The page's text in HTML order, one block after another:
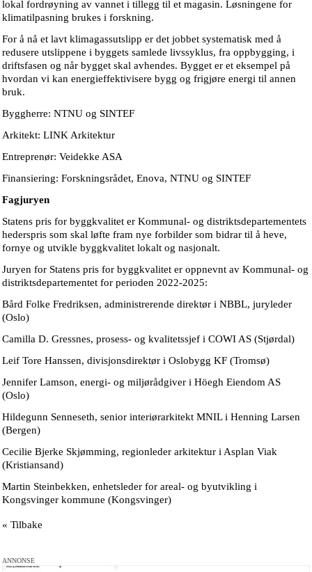
lokal fordrøyning av vannet i tillegg til et magasin. Løsningene for
klimatilpasning brukes i forskning.
For å nå et lavt klimagassutslipp er det jobbet systematisk med å
redusere utslippene i byggets samlede livssyklus, fra oppbygging, i
driftsfasen og når bygget skal avhendes. Bygget er et eksempel på
hvordan vi kan energieffektivisere bygg og frigjøre energi til annen
bruk.
Byggherre: NTNU og SINTEF
Arkitekt: LINK Arkitektur
Entreprenør: Veidekke ASA
Finansiering: Forskningsrådet, Enova, NTNU og SINTEF
Fagjuryen
Statens pris for byggkvalitet er Kommunal- og distriktsdepartementets
hederspris som skal løfte fram nye forbilder som bidrar til å heve,
fornye og utvikle byggkvalitet lokalt og nasjonalt.
Juryen for Statens pris for byggkvalitet er oppnevnt av Kommunal- og
distriktsdepartementet for perioden 2022-2025:
Bård Folke Fredriksen, administrerende direktør i NBBL, juryleder
(Oslo)
Camilla D. Gressnes, prosess- og kvalitetssjef i COWI AS (Stjørdal)
Leif Tore Hanssen, divisjonsdirektør i Oslobygg KF (Tromsø)
Jennifer Lamson, energi- og miljørådgiver i Höegh Eiendom AS
(Oslo)
Hildegunn Senneseth, senior interiørarkitekt MNIL i Henning Larsen
(Bergen)
Cecilie Bjerke Skjømming, regionleder arkitektur i Asplan Viak
(Kristiansand)
Martin Steinbekken, enhetsleder for areal- og byutvikling i
Kongsvinger kommune (Kongsvinger)
« Tilbake
ANNONSE